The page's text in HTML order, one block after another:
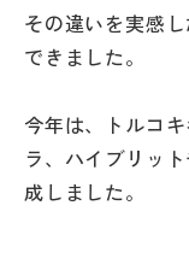
その違いを実感
できました。
今年は、トルコ
ラ、ハイブリッ
成しました。